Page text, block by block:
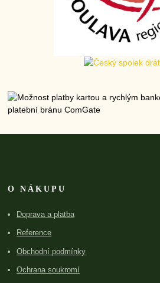
O NÁKUPU
Doprava a platba
Reference
Obchodní podmínky
Ochrana soukromí